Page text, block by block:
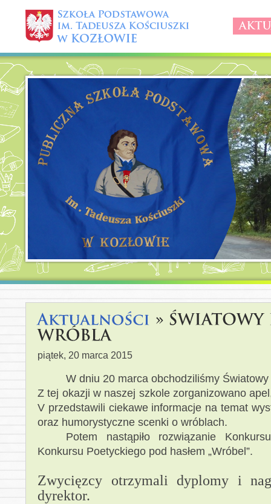
piątek, 20 marca 2015
W dniu 20 marca obchodziliśmy
Z tej okazji w naszej szkole zorganizowano
V przedstawili ciekawe informacje na temat
oraz humorystyczne scenki o wróblach.
Potem nastąpiło rozwiązanie
Konkursu Poetyckiego pod hasłem „Wróbel”.
Zwycięzcy otrzymali dyplomy i
dyrektor.